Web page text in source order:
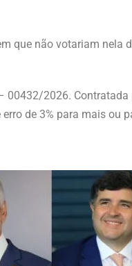
que não votariam nela
00432/2026.
de 3% para mais ou